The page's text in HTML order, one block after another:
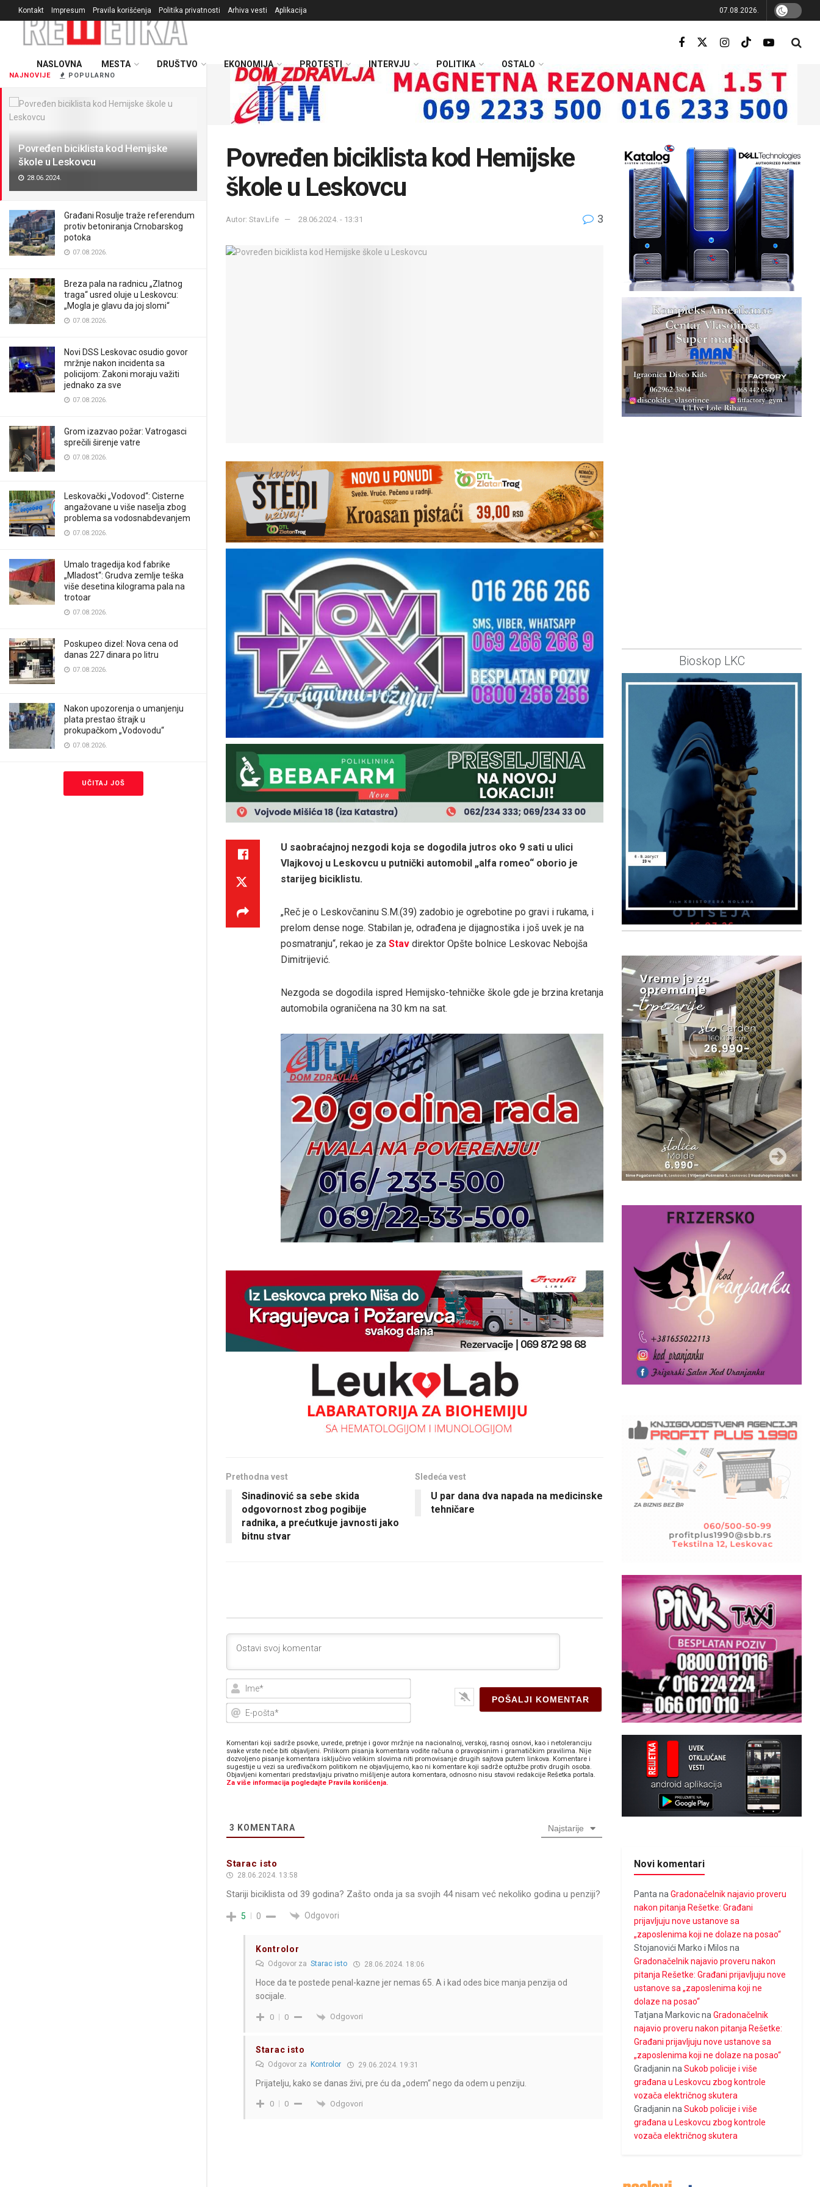
NAJNOVIJE POPULARNO
Povređen biciklista kod Hemijske
škole u Leskovcu
28.06.2024.
Građani Rosulje traže referendum
protiv betoniranja Crnobarskog
potoka
07.08.2026.
Breza pala na radnicu „Zlatnog
traga“ usred oluje u Leskovcu:
„Mogla je glavu da joj slomi“
07.08.2026.
Novi DSS Leskovac osudio govor
mržnje nakon incidenta sa
policijom: Zakoni moraju važiti
jednako za sve
07.08.2026.
Grom izazvao požar: Vatrogasci
sprečili širenje vatre
07.08.2026.
Leskovački „Vodovod“: Cisterne
angažovane u više naselja zbog
problema sa vodosnabdevanjem
07.08.2026.
Umalo tragedija kod fabrike
„Mladost“: Grudva zemlje teška
više desetina kilograma pala na
trotoar
07.08.2026.
Poskupeo dizel: Nova cena od
danas 227 dinara po litru
07.08.2026.
Nakon upozorenja o umanjenju
plata prestao štrajk u
prokupačkom „Vodovodu“
07.08.2026.
UČITAJ JOŠ
Kontakt Impresum Pravila korišćenja Politika privatnosti Arhiva vesti Aplikacija 07.08.2026.
NASLOVNA MESTA DRUŠTVO EKONOMIJA PROTESTI INTERVJU POLITIKA OSTALO
Povređen biciklista kod Hemijske
škole u Leskovcu
Autor: Stav.Life 28.06.2024. - 13:31 3
U saobraćajnoj nezgodi koja se dogodila jutros oko 9 sati u ulici
Vlajkovoj u Leskovcu u putnički automobil „alfa romeo“ oborio je
starijeg biciklistu.
„Reč je o Leskovčaninu S.M.(39) zadobio je ogrebotine po gravi i rukama, i
prelom dense noge. Stabilan je, odrađena je dijagnostika i još uvek je na
posmatranju“, rekao je za Stav direktor Opšte bolnice Leskovac Nebojša
Dimitrijević.
Nezgoda se dogodila ispred Hemijsko-tehničke škole gde je brzina kretanja
automobila ograničena na 30 km na sat.
Prethodna vest
Sinadinović sa sebe skida
odgovornost zbog pogibije
radnika, a prećutkuje javnosti jako
bitnu stvar
Sledeća vest
U par dana dva napada na medicinske
tehničare
Ime*
E-
Komentari koji sadrže psovke, uvrede, pretnje i govor mržnje na nacionalnoj, verskoj, rasnoj osnovi, kao i netoleranciju
svake vrste neće biti objavljeni. Prilikom pisanja komentara vodite računa o pravopisnim i gramatičkim pravilima. Nije
dozvoljeno pisanje komentara isključivo velikim slovima niti promovisanje drugih sajtova putem linkova. Komentare i
sugestije u vezi sa uređivačkom politikom ne objavljujemo, kao ni komentare koji sadrže optužbe protiv drugih osoba.
Objavljeni komentari predstavljaju privatno mišljenje autora komentara, odnosno nisu stavovi redakcije Rešetka portala.
Za više informacija pogledajte Pravila korišćenja.
3 KOMENTARA Najstarije
Starac isto
28.06.2024. 13:58
Stariji biciklista od 39 godina? Zašto onda ja sa svojih 44 nisam već nekoliko godina u penziji?
5 0 Odgovori
Kontrolor
Odgovor za Starac isto 28.06.2024. 18:06
Hoce da te postede penal-kazne jer nemas 65. A i kad odes bice manja penzija od
socijale.
0 0 Odgovori
Starac isto
Odgovor za Kontrolor 29.06.2024. 19:31
Prijatelju, kako se danas živi, pre ću da „odem“ nego da odem u penziju.
0 0 Odgovori
Bioskop LKC
Novi komentari
Panta naGradonačelnik najavio proveru
nakon pitanja Rešetke: Građani
prijavljuju nove ustanove sa
„zaposlenima koji ne dolaze na posao“
Stojanovići Marko i Milos na
Gradonačelnik najavio proveru nakon
pitanja Rešetke: Građani prijavljuju nove
ustanove sa „zaposlenima koji ne
dolaze na posao“
Tatjana MarkovicnaGradonačelnik
najavio proveru nakon pitanja Rešetke:
Građani prijavljuju nove ustanove sa
„zaposlenima koji ne dolaze na posao“
Gradjanin naSukob policije i više
građana u Leskovcu zbog kontrole
vozača električnog skutera
Gradjanin naSukob policije i više
građana u Leskovcu zbog kontrole
vozača električnog skutera